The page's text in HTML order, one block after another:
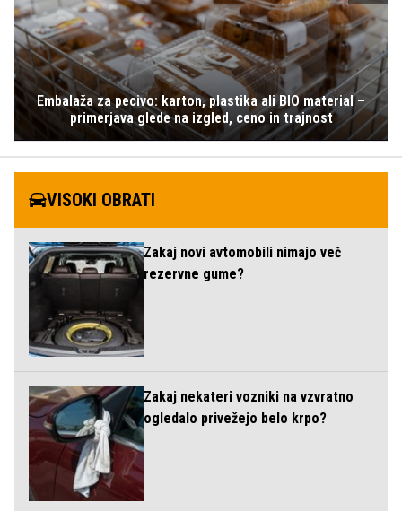
Embalaža za pecivo: karton, plastika ali BIO material –
primerjava glede na izgled, ceno in trajnost
VISOKI OBRATI
Zakaj novi avtomobili nimajo več
rezervne gume?
Zakaj nekateri vozniki na vzvratno
ogledalo privežejo belo krpo?